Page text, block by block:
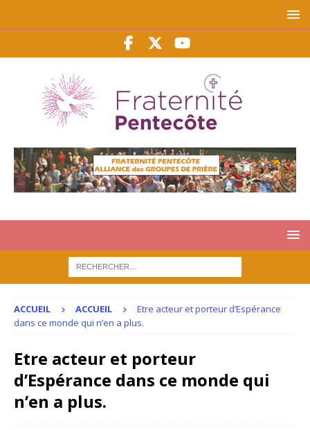
ACCUEIL ACCUEIL
Etre acteur et porteur d’Espérance
dans ce monde qui n’en a plus.
Etre acteur et porteur
d’Espérance dans ce monde qui
n’en a plus.